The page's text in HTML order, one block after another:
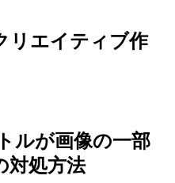
リエイティブ作
ルが画像の一部
対処方法